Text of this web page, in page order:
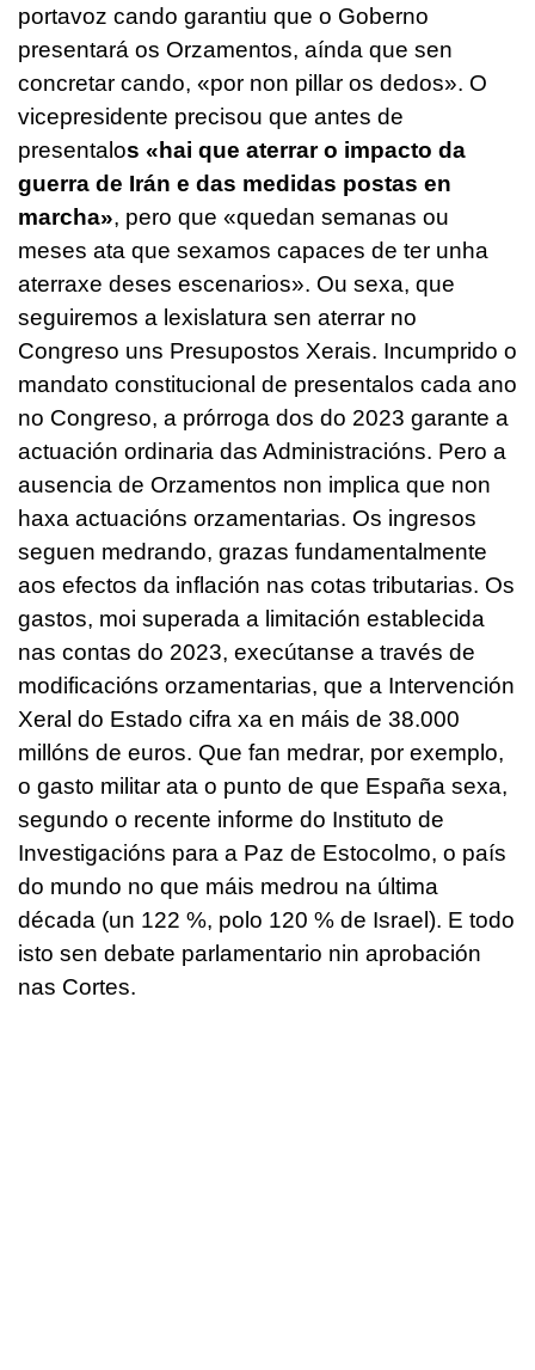
portavoz cando garantiu que o Goberno
presentará os Orzamentos, aínda que sen
concretar cando, «por non pillar os dedos». O
vicepresidente precisou que antes de
presentalos «hai que aterrar o impacto da
guerra de Irán e das medidas postas en
marcha», pero que «quedan semanas ou
meses ata que sexamos capaces de ter unha
aterraxe deses escenarios». Ou sexa, que
seguiremos a lexislatura sen aterrar no
Congreso uns Presupostos Xerais. Incumprido o
mandato constitucional de presentalos cada ano
no Congreso, a prórroga dos do 2023 garante a
actuación ordinaria das Administracións. Pero a
ausencia de Orzamentos non implica que non
haxa actuacións orzamentarias. Os ingresos
seguen medrando, grazas fundamentalmente
aos efectos da inflación nas cotas tributarias. Os
gastos, moi superada a limitación establecida
nas contas do 2023, execútanse a través de
modificacións orzamentarias, que a Intervención
Xeral do Estado cifra xa en máis de 38.000
millóns de euros. Que fan medrar, por exemplo,
o gasto militar ata o punto de que España sexa,
segundo o recente informe do Instituto de
Investigacións para a Paz de Estocolmo, o país
do mundo no que máis medrou na última
década (un 122 %, polo 120 % de Israel). E todo
isto sen debate parlamentario nin aprobación
nas Cortes.